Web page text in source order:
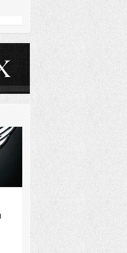
CARDIFFI FIÚ, SKÓT
GYÖKEREKKEL
Minőség és bizalom; közel
egyórás beszélgetésünk során ezt
a két szót mondta magyarul Nigel
Jones, a legnagyobb nem állami